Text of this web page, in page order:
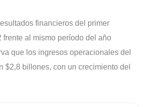
financieros del primer
frente al mismo período del año
que los ingresos operacionales del
$2,8 billones, con un crecimiento del